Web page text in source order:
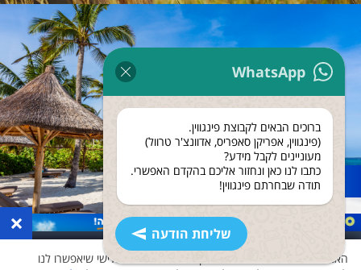
WhatsApp
ברוכים הבאים לקבוצת פינגווין.
(פינגווין, אפריקן סאפריס, אדוונצ'ר טרוול)
מעוניינים לקבל מידע?
כתבו לנו כאן ונחזור אליכם בהקדם האפשרי.
תודה שבחרתם פינגווין!
שליחת הודעה
נופש בזנזיבר
×
האתר שלנו משתמש בעוגיות ואוסף נתונים גם לצד שלישי שיאפשרו לנו